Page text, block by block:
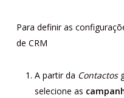
Para definir as
de CRM
A partir da Contactos
selecione as